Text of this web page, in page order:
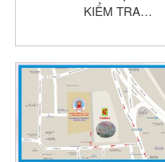
KIỂM TRA
I – KHỐI THPT
NĂM HỌC:
2024 – 2025